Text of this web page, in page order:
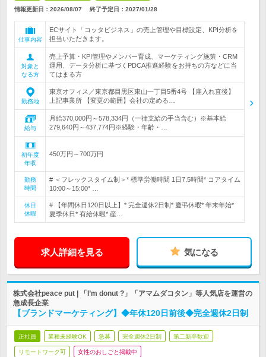
情報更新日：2026/08/07 終了予定日： 2027/01/28
仕事内容
ECサイト「コッタビジネス」の売上管理や目標設定、KPI分析を
担当いただきます。
対象と
なる方
売上予算・KPI管理やメンバー育成、マーケティング施策・CRM
運用、データ分析に基づくPDCA推進経験をお持ちの方などに当
てはまる方
勤務地
東京オフィス／東京都目黒区東山一丁目5番4号 【雇入れ直後】
上記事業所 【変更の範囲】会社の定める…
給与
月給370,000円～578,334円（一律支給の手当含む）※基本給
279,640円～437,774円※経験・年齢・…
初年度
年収
450万円～700万円
勤務
時間
# ＜フレックスタイム制＞* 標準労働時間 1日7.5時間* コアタイム
10:00～15:00* …
休日
休暇
# 【年間休日120日以上】* 完全週休2日制* 慶弔休暇* 年末年始*
夏季休日* 有給休暇* 産…
求人詳細を見る 気になる
株式会社peace put | 「I’m donut ?」「アマムダコタン」等人気店を運営の
急成長企業
【ブランドマーケティング】◆年休120日前後◆完全週休2日制
正社員 業種未経験OK 急募 完全週休2日制 第二新卒歓迎
リモートワーク可 女性のおしごと掲載中